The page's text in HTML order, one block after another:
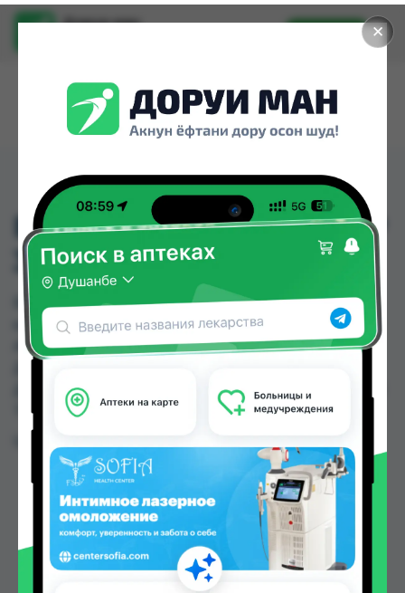
✕
Доруи ман
Установить
БЛОКПРИМ ЛИОФ С-РР
3МЛ №3+3
БЛОКПРИМ ЛИОФ С-РР 3МЛ №3+3 можно
купить или заказать в аптеках, Аптека + 24/7,
Аптека Алфавит, Ватан №1, Дорухона +7,
Дорухона Инсоф по цене от 175.00 TJS до 201.30
TJS в Душанбе и других городах Таджикистана